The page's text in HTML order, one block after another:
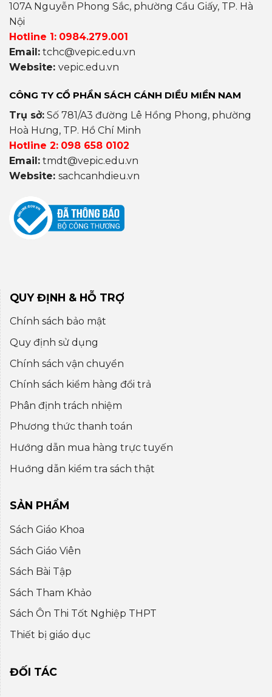
107A Nguyễn Phong Sắc, phường Cầu Giấy, TP. Hà
Nội
Hotline 1: 0984.279.001
Email: tchc@vepic.edu.vn
Website: vepic.edu.vn
CÔNG TY CỔ PHẦN SÁCH CÁNH DIỀU MIỀN NAM
Trụ sở: Số 781/A3 đường Lê Hồng Phong, phường
Hoà Hưng, TP. Hồ Chí Minh
Hotline 2: 098 658 0102
Email: tmdt@vepic.edu.vn
Website: sachcanhdieu.vn
QUY ĐỊNH & HỖ TRỢ
Chính sách bảo mật
Quy định sử dụng
Chính sách vận chuyển
Chính sách kiểm hàng đổi trả
Phân định trách nhiệm
Phương thức thanh toán
Hướng dẫn mua hàng trực tuyến
Huớng dẫn kiểm tra sách thật
SẢN PHẨM
Sách Giáo Khoa
Sách Giáo Viên
Sách Bài Tập
Sách Tham Khảo
Sách Ôn Thi Tốt Nghiệp THPT
Thiết bị giáo dục
ĐỐI TÁC